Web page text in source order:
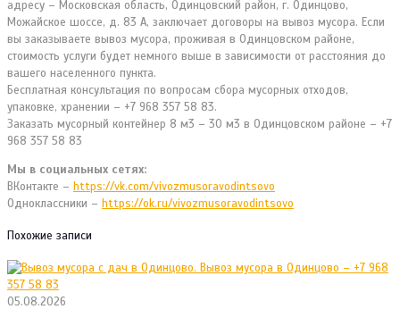
адресу – Московская область, Одинцовский район, г. Одинцово,
Можайское шоссе, д. 83 А, заключает договоры на вывоз мусора. Если
вы заказываете вывоз мусора, проживая в Одинцовском районе,
стоимость услуги будет немного выше в зависимости от расстояния до
вашего населенного пункта.
Бесплатная консультация по вопросам сбора мусорных отходов,
упаковке, хранении – +7 968 357 58 83.
Заказать мусорный контейнер 8 м3 – 30 м3 в Одинцовском районе – +7
968 357 58 83
Мы в социальных сетях:
ВКонтакте – https://vk.com/vivozmusoravodintsovo
Одноклассники – https://ok.ru/vivozmusoravodintsovo
Похожие записи
05.08.2026